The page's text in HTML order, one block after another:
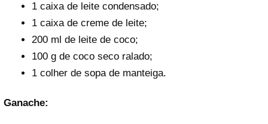
1 caixa de leite condensado;
1 caixa de creme de leite;
200 ml de leite de coco;
100 g de coco seco ralado;
1 colher de sopa de manteiga.
Ganache: